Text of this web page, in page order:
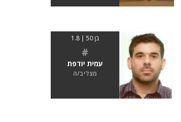
בן 50 | 1.8
#
עמית יודפת
מצליב/ה